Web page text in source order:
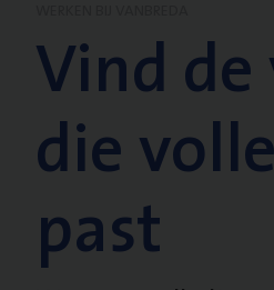
Vind
die
past